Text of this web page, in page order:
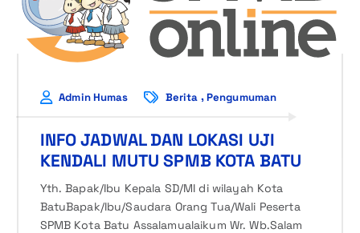
Admin Humas Berita ,Pengumuman
INFO JADWAL DAN LOKASI UJI
KENDALI MUTU SPMB KOTA BATU
Yth. Bapak/Ibu Kepala SD/MI di wilayah Kota
BatuBapak/Ibu/Saudara Orang Tua/Wali Peserta
SPMB Kota Batu Assalamualaikum Wr. Wb.Salam